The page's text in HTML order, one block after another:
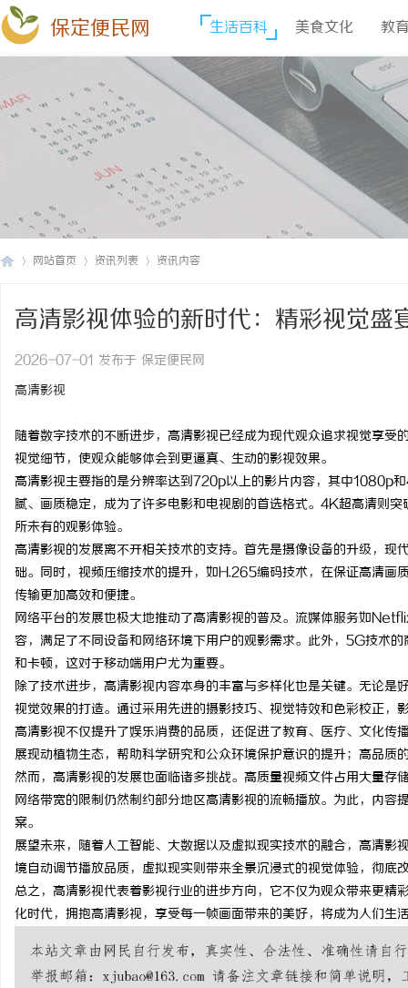
保定便民网 生活百科 美食文化 教
网站首页 资讯列表 资讯内容
高清影视体验的新时代：精彩视觉盛
2026-07-01 发布于 保定便民网
高清影视
随着数字技术的不断进步，高清影视已经成为现代观众追求视觉享
视觉细节，使观众能够体会到更逼真、生动的影视效果。
高清影视主要指的是分辨率达到720p以上的影片内容，其中1080p
腻、画质稳定，成为了许多电影和电视剧的首选格式。4K超高清则
所未有的观影体验。
高清影视的发展离不开相关技术的支持。首先是摄像设备的升级，
础。同时，视频压缩技术的提升，如H.265编码技术，在保证高清画
传输更加高效和便捷。
网络平台的发展也极大地推动了高清影视的普及。流媒体服务如
容，满足了不同设备和网络环境下用户的观影需求。此外，5G技术
和卡顿，这对于移动端用户尤为重要。
除了技术进步，高清影视内容本身的丰富与多样化也是关键。无论
视觉效果的打造。通过采用先进的摄影技巧、视觉特效和色彩校正，
高清影视不仅提升了娱乐消费的品质，还促进了教育、医疗、文化
展现动植物生态，帮助科学研究和公众环境保护意识的提升；高品质
然而，高清影视的发展也面临诸多挑战。高质量视频文件占用大量
网络带宽的限制仍然制约部分地区高清影视的流畅播放。为此，内
案。
展望未来，随着人工智能、大数据以及虚拟现实技术的融合，高清
境自动调节播放品质，虚拟现实则带来全景沉浸式的视觉体验，彻底
总之，高清影视代表着影视行业的进步方向，它不仅为观众带来更
化时代，拥抱高清影视，享受每一帧画面带来的美好，将成为人们生
开店最怕“搜不到”为什
ai却天天给他免费派单？